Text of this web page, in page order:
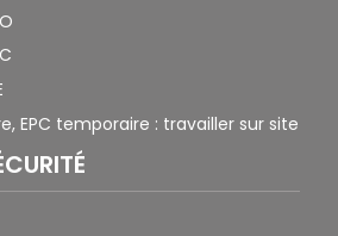
EPC temporaire : travailler sur site